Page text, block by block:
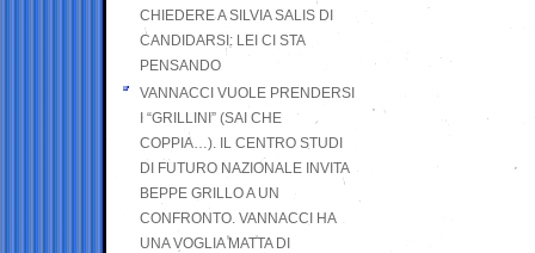
CHIEDERE A SILVIA SALIS DI
CANDIDARSI: LEI CI STA
PENSANDO
VANNACCI VUOLE PRENDERSI
I “GRILLINI” (SAI CHE
COPPIA…). IL CENTRO STUDI
DI FUTURO NAZIONALE INVITA
BEPPE GRILLO A UN
CONFRONTO. VANNACCI HA
UNA VOGLIA MATTA DI